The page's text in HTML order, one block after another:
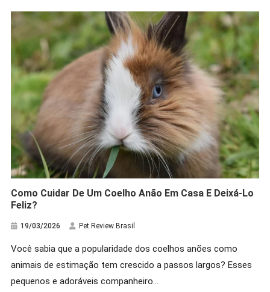
Como Cuidar De Um Coelho Anão Em Casa E Deixá-Lo
Feliz?
19/03/2026 Pet Review Brasil
Você sabia que a popularidade dos coelhos anões como
animais de estimação tem crescido a passos largos? Esses
pequenos e adoráveis companheiro…